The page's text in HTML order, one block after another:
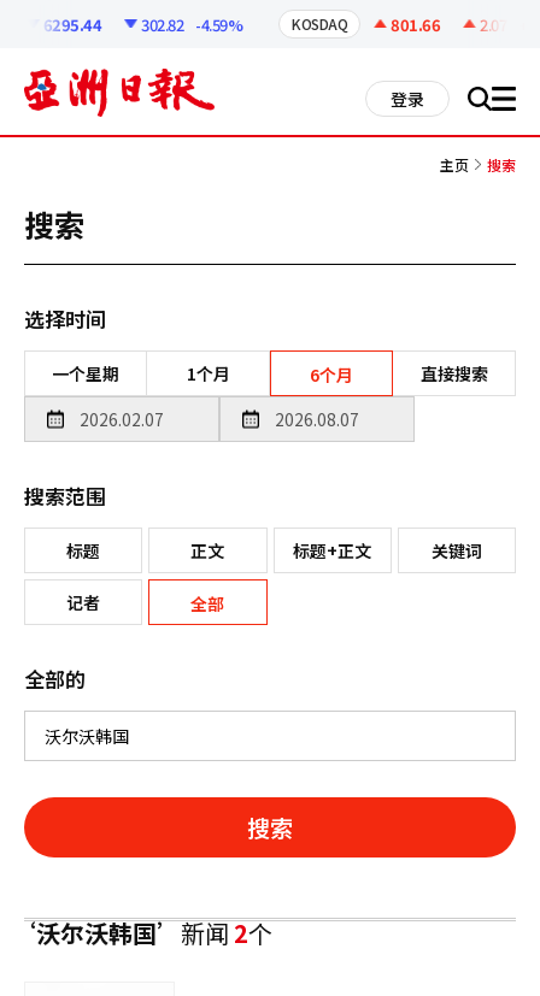
6295.44 302.82 -4.59% KOSDAQ 801.66 2.07
登录 搜 all
主页 搜索
搜索
选择时间
一个星期 1个月 6个月 直接搜索
搜索范围
标题 正文 标题+正文 关键词
记者 全部
全部的
搜索
‘沃尔沃韩国’新闻2个